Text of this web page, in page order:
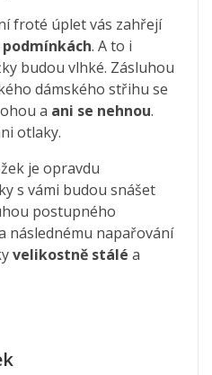
froté úplet vás zahřejí
. A to i
budou vlhké. Zásluhou
dámského střihu se
a ani se nehnou.
otlaky.
je opravdu
s vámi budou snášet
postupného
následnému napařování
velikostně stálé a